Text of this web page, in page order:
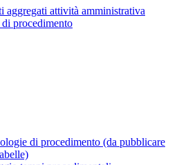
aggregati attività amministrativa
procedimento
di procedimento (da pubblicare